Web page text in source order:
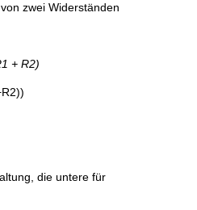
zwei Widerständen
+ R2)
die untere für